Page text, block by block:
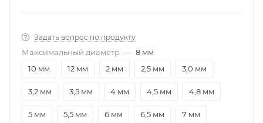
Задать вопрос по продукту
Максимальный диаметр — 8 мм
10 мм
12 мм 2 мм 2,5 мм 3,0 мм
3,2 мм 3,5 мм 4 мм 4,5 мм 4,8 мм
5 мм 5,5 мм 6 мм 6,5 мм 7 мм